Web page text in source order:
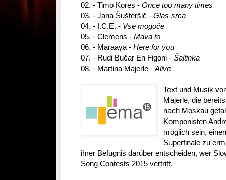
02. - Timo Kores - Once too many times
03. - Jana Šušteršič - Glas srca
04. - I.C.E. - Vse mogoče
05. - Clemens - Mava to
06. - Maraaya - Here for you
07. - Rudi Bučar En Figoni - Šaltinka
08. - Martina Majerle - Alive
Text und Musik
Majerle, die
nach Moskau
Komponisten
möglich sein,
Superfinale zu
ihrer Befugnis darüber entscheiden, wer
Song Contests 2015 vertritt.